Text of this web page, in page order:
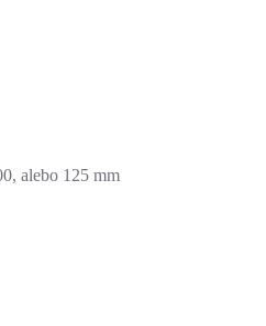
alebo 125 mm